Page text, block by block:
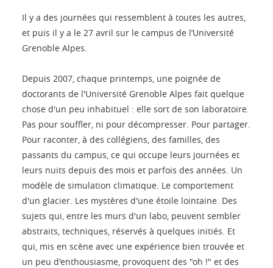
Il y a des journées qui ressemblent à toutes les autres,
et puis il y a le 27 avril sur le campus de l’Université
Grenoble Alpes.
Depuis 2007, chaque printemps, une poignée de
doctorants de l'Université Grenoble Alpes fait quelque
chose d'un peu inhabituel : elle sort de son laboratoire.
Pas pour souffler, ni pour décompresser. Pour partager.
Pour raconter, à des collégiens, des familles, des
passants du campus, ce qui occupe leurs journées et
leurs nuits depuis des mois et parfois des années. Un
modèle de simulation climatique. Le comportement
d'un glacier. Les mystères d'une étoile lointaine. Des
sujets qui, entre les murs d'un labo, peuvent sembler
abstraits, techniques, réservés à quelques initiés. Et
qui, mis en scène avec une expérience bien trouvée et
un peu d'enthousiasme, provoquent des "oh !" et des